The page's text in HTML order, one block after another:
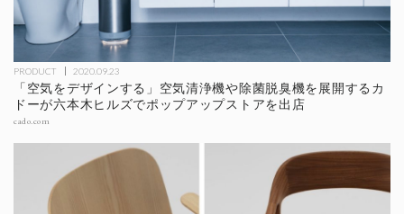
PRODUCT 2020.09.23
「空気をデザインする」空気清浄機や除菌脱臭機を展開するカ
ドーが六本木ヒルズでポップアップストアを出店
cado.com